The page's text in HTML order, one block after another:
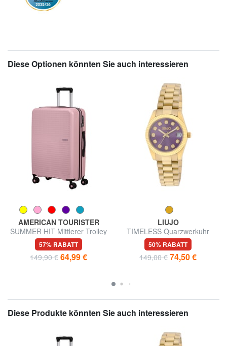
Diese Optionen könnten Sie auch interessieren
AMERICAN TOURISTER
SUMMER HIT Mittlerer Trolley
57% RABATT
149,90 € 64,99 €
LIUJO
TIMELESS Quarzwerkuhr
50% RABATT
149,00 € 74,50 €
Diese Produkte könnten Sie auch interessieren